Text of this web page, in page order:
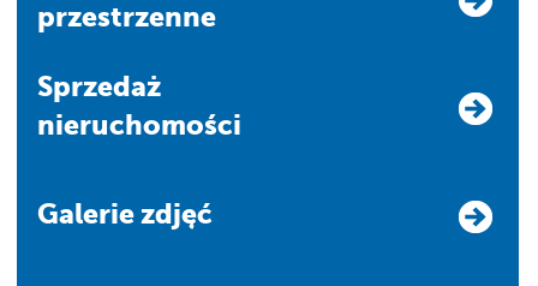
przestrzenne
Sprzedaż
nieruchomości
Galerie zdjęć